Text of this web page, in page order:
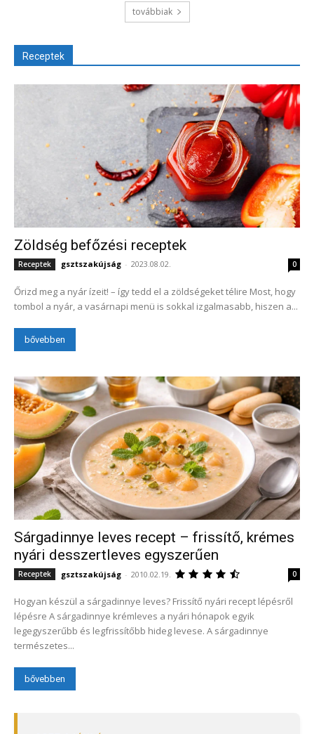
továbbiak
Receptek
Zöldség befőzési receptek
Receptek gsztszakújság - 2023.08.02. 0
Őrizd meg a nyár ízeit! – így tedd el a zöldségeket télire Most, hogy
tombol a nyár, a vasárnapi menü is sokkal izgalmasabb, hiszen a...
bővebben
Sárgadinnye leves recept – frissítő, krémes
nyári desszertleves egyszerűen
Receptek gsztszakújság - 2010.02.19. 0
Hogyan készül a sárgadinnye leves? Frissítő nyári recept lépésről
lépésre A sárgadinnye krémleves a nyári hónapok egyik
legegyszerűbb és legfrissítőbb hideg levese. A sárgadinnye
természetes...
bővebben